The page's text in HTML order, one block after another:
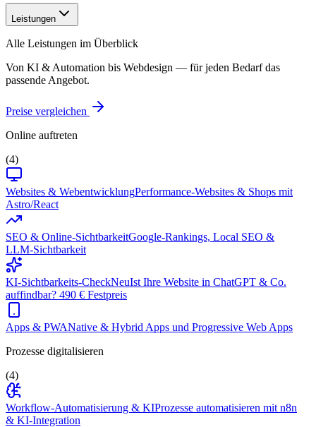
Leistungen
Alle Leistungen im Überblick
Von KI & Automation bis Webdesign — für jeden Bedarf das
passende Angebot.
Preise vergleichen
Online auftreten
(4)
Websites & WebentwicklungPerformance-Websites & Shops mit
Astro/React
SEO & Online-SichtbarkeitGoogle-Rankings, Local SEO &
LLM-Sichtbarkeit
KI-Sichtbarkeits-CheckNeuIst Ihre Website in ChatGPT & Co.
auffindbar? 490 € Festpreis
Apps & PWANative & Hybrid Apps und Progressive Web Apps
Prozesse digitalisieren
(4)
Workflow-Automatisierung & KIProzesse automatisieren mit n8n
& KI-Integration